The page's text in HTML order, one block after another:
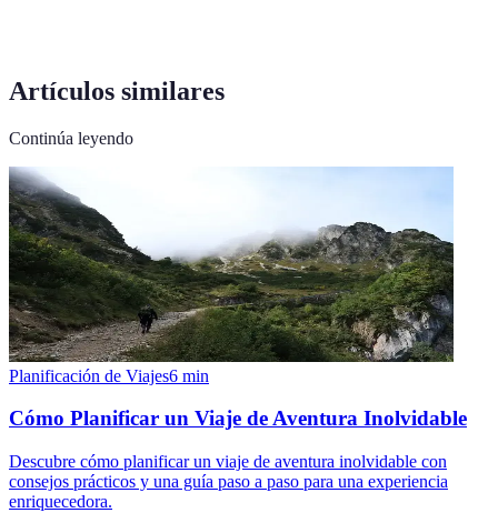
Artículos similares
Continúa leyendo
Planificación de Viajes6 min
Cómo Planificar un Viaje de Aventura Inolvidable
Descubre cómo planificar un viaje de aventura inolvidable con
consejos prácticos y una guía paso a paso para una experiencia
enriquecedora.